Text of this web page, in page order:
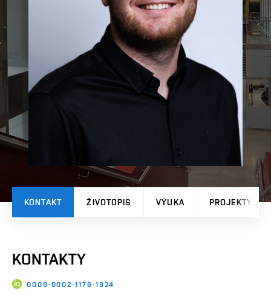
KONTAKT ŽIVOTOPIS VÝUKA PROJEKTY
KONTAKTY
0009-0002-1176-1924